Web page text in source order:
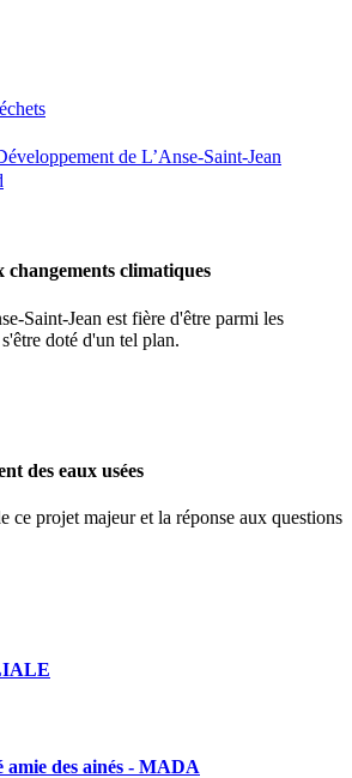
de L’Anse-Saint-Jean
climatiques
Saint-Jean est fière d'être parmi les
doté d'un tel plan.
des eaux usées
ce projet majeur et la réponse aux questions
des ainés - MADA